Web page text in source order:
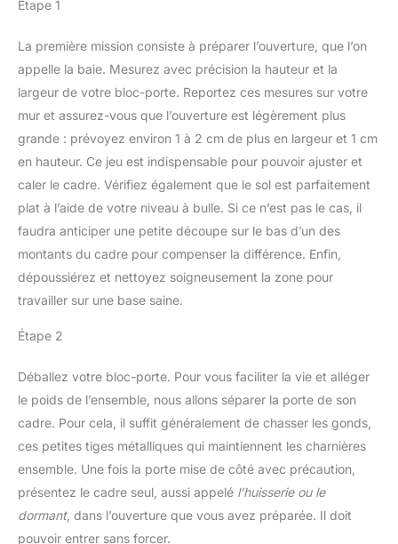
Étape 1
La première mission consiste à préparer l’ouverture, que l’on
appelle la baie. Mesurez avec précision la hauteur et la
largeur de votre bloc-porte. Reportez ces mesures sur votre
mur et assurez-vous que l’ouverture est légèrement plus
grande : prévoyez environ 1 à 2 cm de plus en largeur et 1 cm
en hauteur. Ce jeu est indispensable pour pouvoir ajuster et
caler le cadre. Vérifiez également que le sol est parfaitement
plat à l’aide de votre niveau à bulle. Si ce n’est pas le cas, il
faudra anticiper une petite découpe sur le bas d’un des
montants du cadre pour compenser la différence. Enfin,
dépoussiérez et nettoyez soigneusement la zone pour
travailler sur une base saine.
Étape 2
Déballez votre bloc-porte. Pour vous faciliter la vie et alléger
le poids de l’ensemble, nous allons séparer la porte de son
cadre. Pour cela, il suffit généralement de chasser les gonds,
ces petites tiges métalliques qui maintiennent les charnières
ensemble. Une fois la porte mise de côté avec précaution,
présentez le cadre seul, aussi appelé l’huisserie ou le
dormant, dans l’ouverture que vous avez préparée. Il doit
pouvoir entrer sans forcer.